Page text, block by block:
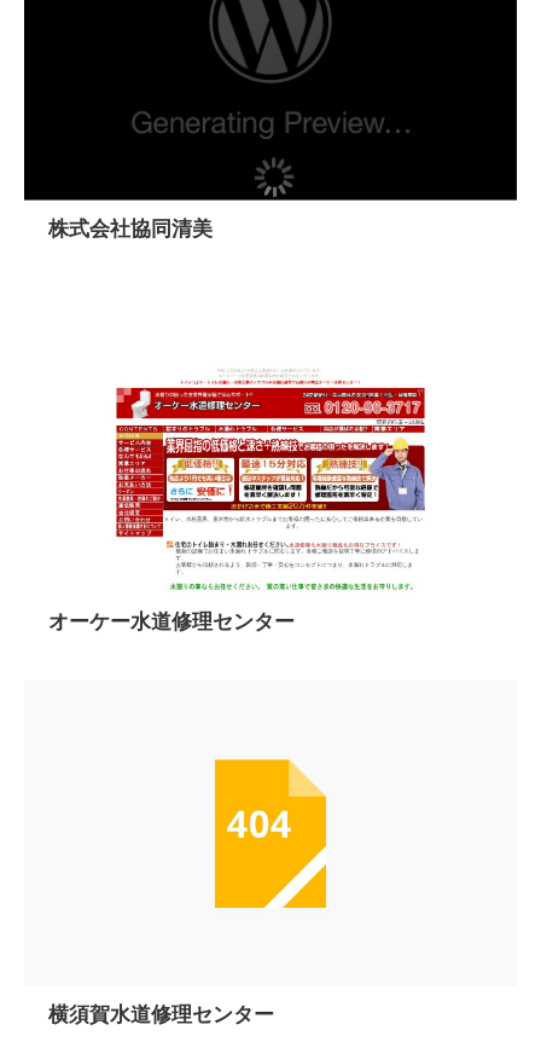
株式会社協同清美
オーケー水道修理センター
横須賀水道修理センター